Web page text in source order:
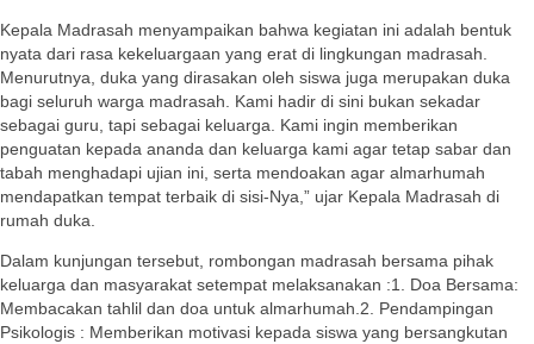
Kepala Madrasah menyampaikan bahwa kegiatan ini adalah bentuk
nyata dari rasa kekeluargaan yang erat di lingkungan madrasah.
Menurutnya, duka yang dirasakan oleh siswa juga merupakan duka
bagi seluruh warga madrasah. Kami hadir di sini bukan sekadar
sebagai guru, tapi sebagai keluarga. Kami ingin memberikan
penguatan kepada ananda dan keluarga kami agar tetap sabar dan
tabah menghadapi ujian ini, serta mendoakan agar almarhumah
mendapatkan tempat terbaik di sisi-Nya,” ujar Kepala Madrasah di
rumah duka.
Dalam kunjungan tersebut, rombongan madrasah bersama pihak
keluarga dan masyarakat setempat melaksanakan :1. Doa Bersama:
Membacakan tahlil dan doa untuk almarhumah.2. Pendampingan
Psikologis : Memberikan motivasi kepada siswa yang bersangkutan